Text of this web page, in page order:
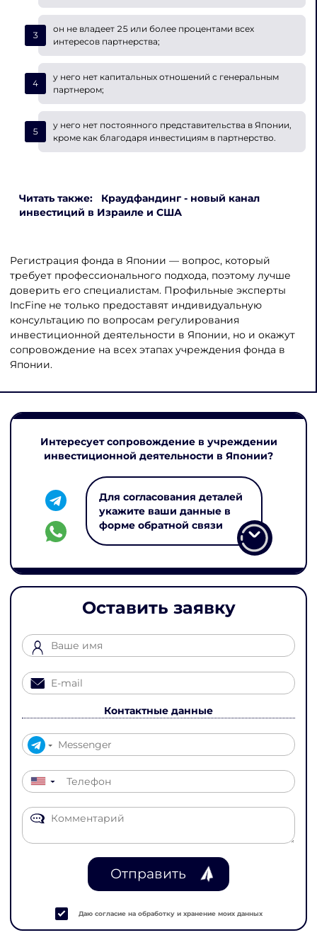
он не владеет 25 или более процентами всех
интересов партнерства;
у него нет капитальных отношений с генеральным
партнером;
у него нет постоянного представительства в Японии,
кроме как благодаря инвестициям в партнерство.
Читать также: Краудфандинг - новый канал
инвестиций в Израиле и США
Регистрация фонда в Японии — вопрос, который
требует профессионального подхода, поэтому лучше
доверить его специалистам. Профильные эксперты
IncFine не только предоставят индивидуальную
консультацию по вопросам регулирования
инвестиционной деятельности в Японии, но и окажут
сопровождение на всех этапах учреждения фонда в
Японии.
Интересует сопровождение в учреждении
инвестиционной деятельности в Японии?
Для согласования деталей
укажите ваши данные в
форме обратной связи
Оставить заявку
Контактные данные
▼
Отправить
Даю согласие на обработку и хранение моих данных